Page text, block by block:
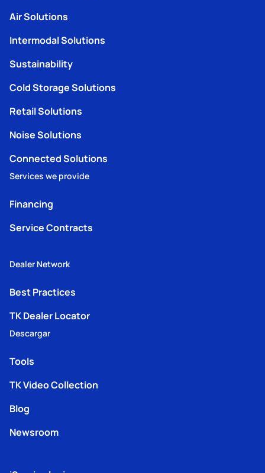
Air Solutions
Intermodal Solutions
Sustainability
Cold Storage Solutions
Retail Solutions
Noise Solutions
Connected Solutions
Services we provide
Financing
Service Contracts
Dealer Network
Best Practices
TK Dealer Locator
Descargar
Tools
TK Video Collection
Blog
Newsroom